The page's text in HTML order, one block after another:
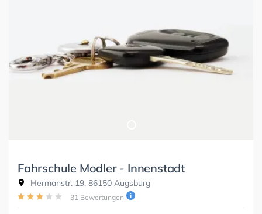
Fahrschule Modler - Innenstadt
Hermanstr. 19, 86150 Augsburg
31 Bewertungen